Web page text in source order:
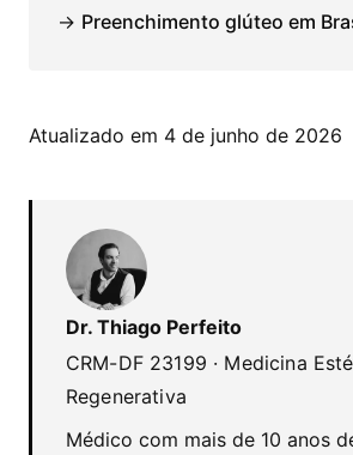
→ Preenchimento glúteo em
Atualizado em 4 de junho de 2026
Dr. Thiago Perfeito
CRM-DF 23199 · Medicina
Regenerativa
Médico com mais de 10 anos